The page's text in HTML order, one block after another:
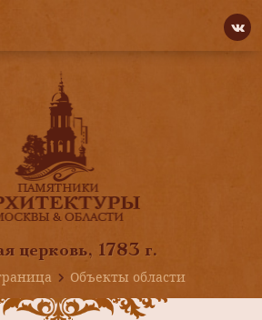
церковь, 1783 г.
Объекты области